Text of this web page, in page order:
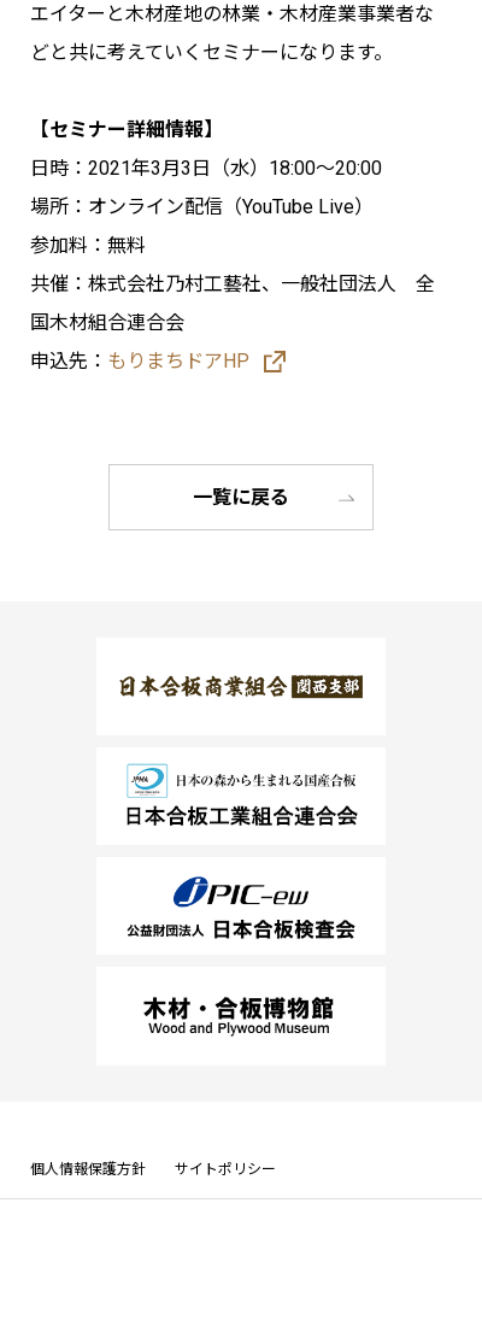
エイターと木材産地の林業・木材産業事業者な
どと共に考えていくセミナーになります。
【セミナー詳細情報】
日時：2021年3月3日（水）18:00～20:00
場所：オンライン配信（YouTube Live）
参加料：無料
共催：株式会社乃村工藝社、一般社団法人 全
国木材組合連合会
申込先： もりまちドアHP
一覧に戻る
個人情報保護方針 サイトポリシー